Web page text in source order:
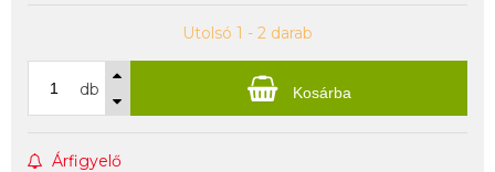
Utolsó 1 - 2 darab
db Kosárba
Árfigyelő